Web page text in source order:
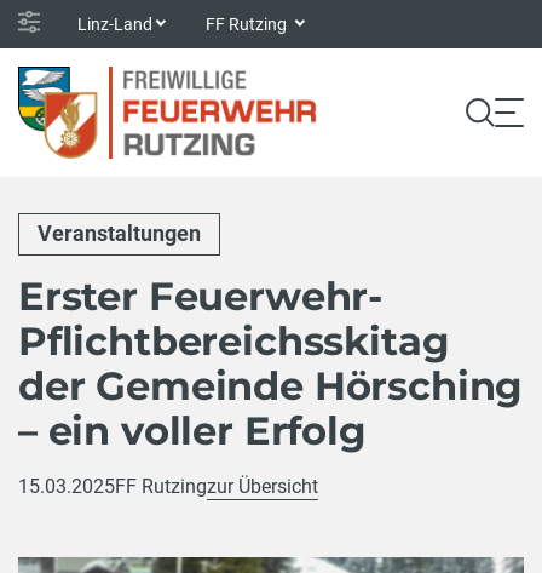
Linz-Land FF Rutzing
Veranstaltungen
Erster Feuerwehr-
Pflichtbereichsskitag
der Gemeinde Hörsching
– ein voller Erfolg
15.03.2025FF Rutzingzur Übersicht